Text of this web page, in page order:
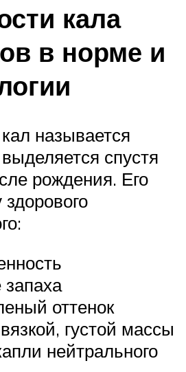
кала
в норме и
называется
спустя
рождения. Его
запаха
оттенок
густой массы
нейтрального